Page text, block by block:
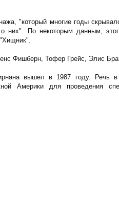
"который многие годы
них". По некоторым данным,
Фишберн, Тофер Грейс, Элис
вышел в 1987 году. Речь в
Америки для проведения